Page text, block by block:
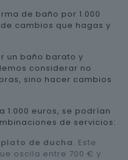
de baño por 1.000
cambios que hagas y
un baño barato y
considerar no
sino hacer cambios
1.000 euros, se podrían
de servicios:
de ducha: Este
oscila entre 700 € y